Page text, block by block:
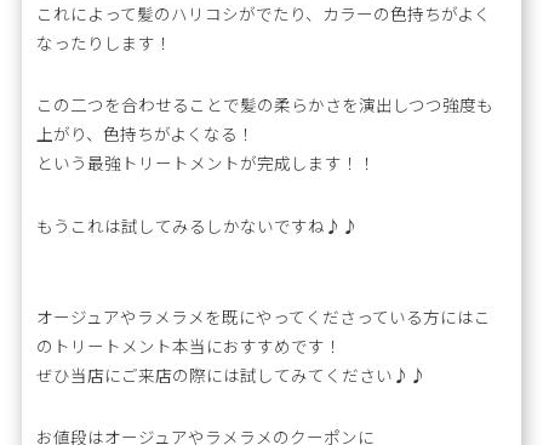
これによって髪のハリコシがでたり、カラーの色持ちがよく
なったりします！
この二つを合わせることで髪の柔らかさを演出しつつ強度も
上がり、色持ちがよくなる！
という最強トリートメントが完成します！！
もうこれは試してみるしかないですね♪♪
オージュアやラメラメを既にやってくださっている方にはこ
のトリートメント本当におすすめです！
ぜひ当店にご来店の際には試してみてください♪♪
お値段はオージュアやラメラメのクーポンに